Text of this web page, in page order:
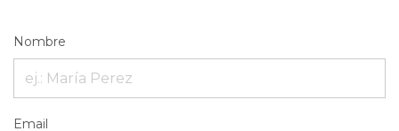
Nombre
Email